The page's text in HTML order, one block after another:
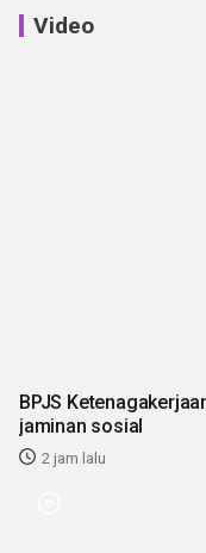
Video
BPJS
jaminan sosial
2 jam lalu